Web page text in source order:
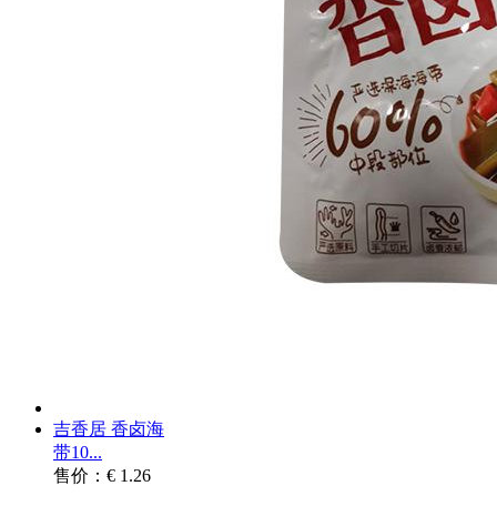
吉香居 香卤海
带10...
售价：€ 1.26